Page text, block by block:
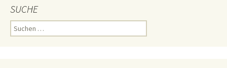
SUCHE
Suchen
nach: